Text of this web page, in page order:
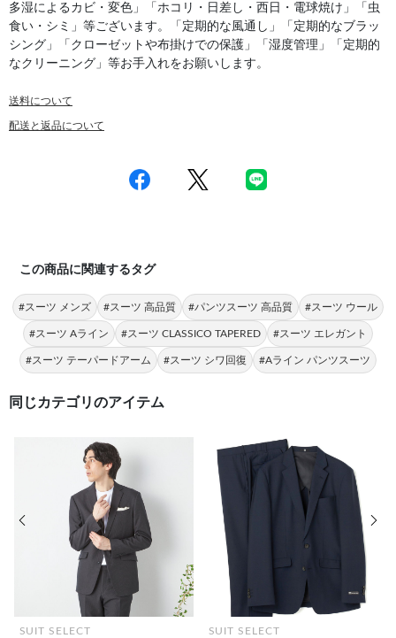
多湿によるカビ・変色」「ホコリ・日差し・西日・電球焼け」「虫
食い・シミ」等ございます。「定期的な風通し」「定期的なブラッ
シング」「クローゼットや布掛けでの保護」「湿度管理」「定期的
なクリーニング」等お手入れをお願いします。
送料について
配送と返品について
この商品に関連するタグ
#スーツ メンズ #スーツ 高品質 #パンツスーツ 高品質 #スーツ ウール
#スーツ Aライン #スーツ CLASSICO TAPERED #スーツ エレガント
#スーツ テーパードアーム #スーツ シワ回復 #Aライン パンツスーツ
同じカテゴリのアイテム
SUIT SELECT SUIT SELECT
前の画像